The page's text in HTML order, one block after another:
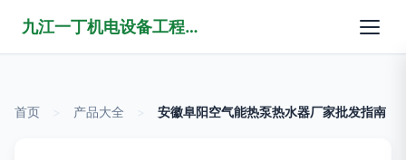
九江一丁机电设备工程有限公司
首页 产品大全 安徽阜阳空气能热泵热水器厂家批发指南